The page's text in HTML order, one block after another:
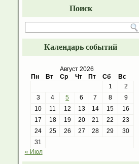
Поиск
Календарь событий
Август 2026
Пн
Вт Ср Чт Пт Сб
Вс
1
2
3
4 5 6 7 8
9
10
11 12 13 14 15
16
17
18 19 20 21 22
23
24
25 26 27 28 29
30
31
« Июл